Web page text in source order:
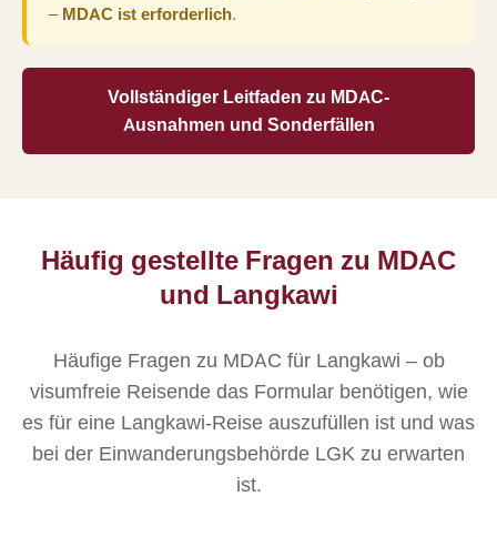
– MDAC ist erforderlich.
Vollständiger Leitfaden zu MDAC-
Ausnahmen und Sonderfällen
Häufig gestellte Fragen zu MDAC
und Langkawi
Häufige Fragen zu MDAC für Langkawi – ob
visumfreie Reisende das Formular benötigen, wie
es für eine Langkawi-Reise auszufüllen ist und was
bei der Einwanderungsbehörde LGK zu erwarten
ist.